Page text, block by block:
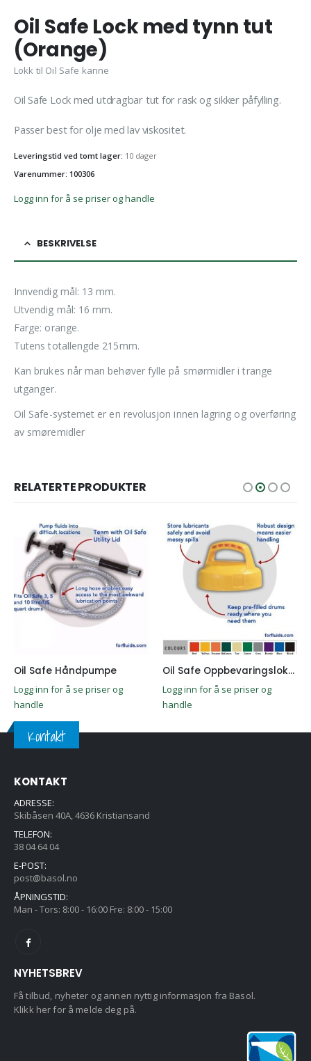
Oil Safe Lock med tynn tut
(Orange)
Lokk til Oil Safe kanne
Oil Safe Lock med utdragbar tut for rask og sikker påfylling.
Passer best for olje med lav viskositet.
Leveringstid ved tomt lager: 10 dager
Varenummer: 100306
Logg inn for å se priser og handle
BESKRIVELSE
Innvendig mål: 13 mm.
Utvendig mål: 16 mm.
Farge: orange.
Tutens totallengde 215mm.
Kan brukes når man behøver fylle på smørmidler i trange
utganger.
Oil Safe-systemet er en revolusjon innen lagring og overføring
av smøremidler
RELATERTE PRODUKTER
Oil Safe Håndpumpe
Logg inn for å se priser og
handle
Oil Safe Oppbevaringslokk (Gul)
Logg inn for å se priser og
handle
Kontakt
KONTAKT
ADRESSE:
Skibåsen 40A, 4636 Kristiansand
TELEFON:
38 04 64 04
E-POST:
post@basol.no
ÅPNINGSTID:
Man - Tors: 8:00 - 16:00 Fre: 8:00 - 15:00
NYHETSBREV
Få tilbud, nyheter og annen nyttig informasjon fra Basol.
Klikk her for å melde deg på.